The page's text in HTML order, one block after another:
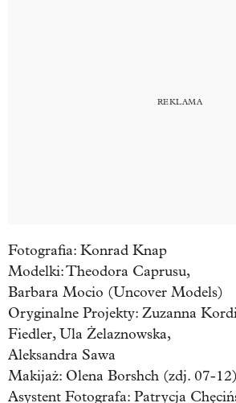
Fotografia: Konrad Knap
Modelki: Theodora Caprusu,
Barbara Mocio (Uncover Models)
Oryginalne Projekty: Zuzanna
Fiedler, Ula Żelaznowska,
Aleksandra Sawa
Makijaż: Olena Borshch (zdj. 07-12)
Asystent Fotografa: Patrycja